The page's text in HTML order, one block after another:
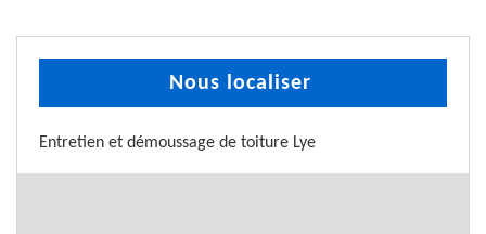
Nous localiser
Entretien et démoussage de toiture Lye